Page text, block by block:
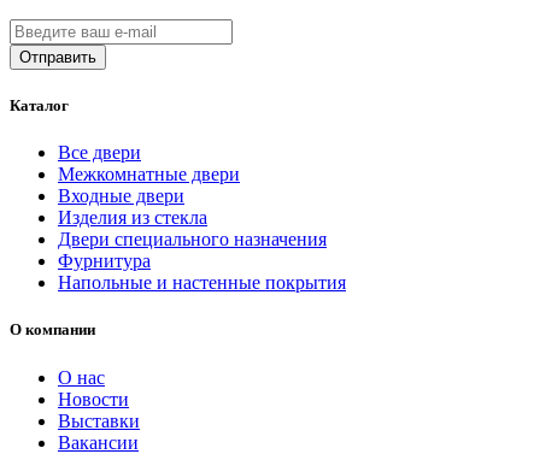
Каталог
Все двери
Межкомнатные двери
Входные двери
Изделия из стекла
Двери специального назначения
Фурнитура
Напольные и настенные покрытия
О компании
О нас
Новости
Выставки
Вакансии